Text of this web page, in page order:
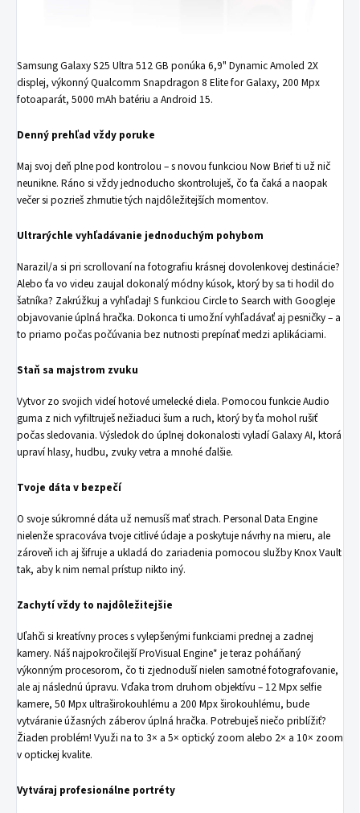
Samsung Galaxy S25 Ultra 512 GB ponúka 6,9" Dynamic Amoled 2X
displej, výkonný Qualcomm Snapdragon 8 Elite for Galaxy, 200 Mpx
fotoaparát, 5000 mAh batériu a Android 15.
Denný prehľad vždy poruke
Maj svoj deň plne pod kontrolou – s novou funkciou Now Brief ti už nič
neunikne. Ráno si vždy jednoducho skontroluješ, čo ťa čaká a naopak
večer si pozrieš zhrnutie tých najdôležitejších momentov.
Ultrarýchle vyhľadávanie jednoduchým pohybom
Narazil/a si pri scrollovaní na fotografiu krásnej dovolenkovej destinácie?
Alebo ťa vo videu zaujal dokonalý módny kúsok, ktorý by sa ti hodil do
šatníka? Zakrúžkuj a vyhľadaj! S funkciou Circle to Search with Googleje
objavovanie úplná hračka. Dokonca ti umožní vyhľadávať aj pesničky – a
to priamo počas počúvania bez nutnosti prepínať medzi aplikáciami.
Staň sa majstrom zvuku
Vytvor zo svojich videí hotové umelecké diela. Pomocou funkcie Audio
guma z nich vyfiltruješ nežiaduci šum a ruch, ktorý by ťa mohol rušiť
počas sledovania. Výsledok do úplnej dokonalosti vyladí Galaxy AI, ktorá
upraví hlasy, hudbu, zvuky vetra a mnohé ďalšie.
Tvoje dáta v bezpečí
O svoje súkromné dáta už nemusíš mať strach. Personal Data Engine
nielenže spracováva tvoje citlivé údaje a poskytuje návrhy na mieru, ale
zároveň ich aj šifruje a ukladá do zariadenia pomocou služby Knox Vault
tak, aby k nim nemal prístup nikto iný.
Zachytí vždy to najdôležitejšie
Uľahči si kreatívny proces s vylepšenými funkciami prednej a zadnej
kamery. Náš najpokročilejší ProVisual Engine* je teraz poháňaný
výkonným procesorom, čo ti zjednoduší nielen samotné fotografovanie,
ale aj následnú úpravu. Vďaka trom druhom objektívu – 12 Mpx selfie
kamere, 50 Mpx ultraširokouhlému a 200 Mpx širokouhlému, bude
vytváranie úžasných záberov úplná hračka. Potrebuješ niečo priblížiť?
Žiaden problém! Využi na to 3× a 5× optický zoom alebo 2× a 10× zoom
v optickej kvalite.
Vytváraj profesionálne portréty